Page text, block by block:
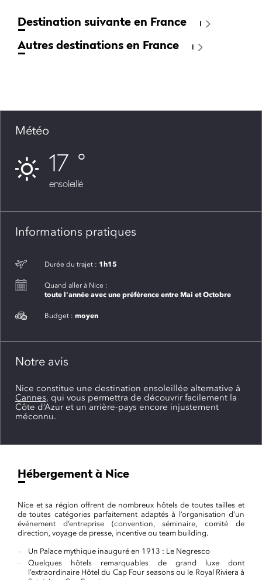
Destination suivante en France
Autres destinations en France
Météo
17
ensoleillé
Informations pratiques
Durée du trajet : 1h15
Quand aller à Nice :
toute l'année avec une préférence entre Mai et Octobre
Budget : moyen
Notre avis
Nice constitue une destination ensoleillée alternative à
Cannes, qui vous permettra de découvrir facilement la
Côte d’Azur et un arrière-pays encore injustement
méconnu.
Hébergement à Nice
Nice et sa région offrent de nombreux hôtels de toutes tailles et
de toutes catégories parfaitement adaptés à l’organisation d’un
événement d’entreprise (convention, séminaire, comité de
direction, voyage de presse, incentive ou team building.
Un Palace mythique inauguré en 1913 : Le Negresco
Quelques hôtels remarquables de grand luxe dont
l’extraordinaire Hôtel du Cap Four seasons ou le Royal Riviera à